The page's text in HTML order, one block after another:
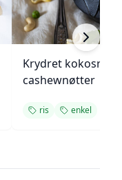
Krydret kokosris
cashewnøtter
ris enkel